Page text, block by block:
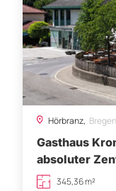
Hörbranz,
Gasthaus
absoluter
345,36 m²
Preis auf